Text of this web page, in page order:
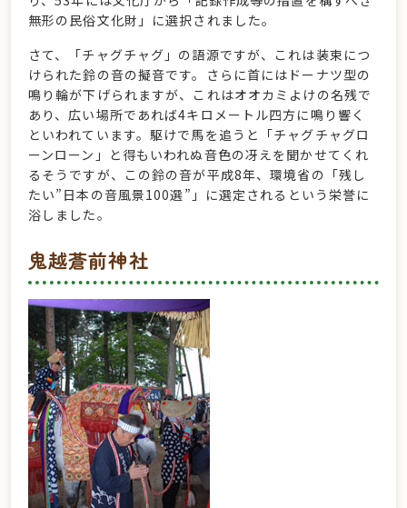
無形の民俗文化財」に選択されました。
さて、「チャグチャグ」の語源ですが、これは装束につ
けられた鈴の音の擬音です。さらに首にはドーナツ型の
鳴り輪が下げられますが、これはオオカミよけの名残で
あり、広い場所であれば4キロメートル四方に鳴り響く
といわれています。駆けで馬を追うと「チャグチャグロ
ーンローン」と得もいわれぬ音色の冴えを聞かせてくれ
るそうですが、この鈴の音が平成8年、環境省の「残し
たい”日本の音風景100選”」に選定されるという栄誉に
浴しました。
鬼越蒼前神社